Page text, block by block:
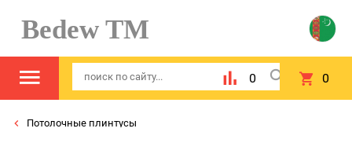
Bedew TM
0 0
Потолочные плинтусы